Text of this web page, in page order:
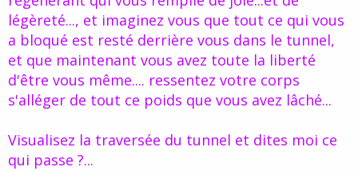
légèreté..., et imaginez vous que tout ce qui vous
a bloqué est resté derrière vous dans le tunnel,
et que maintenant vous avez toute la liberté
d'être vous même.... ressentez votre corps
s'alléger de tout ce poids que vous avez lâché...
Visualisez la traversée du tunnel et dites moi ce
qui passe ?...